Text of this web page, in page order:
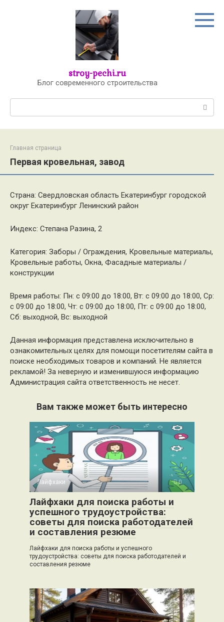
stroy-pechi.ru
Блог современного строительства
Главная страница
Первая кровельная, завод
Страна: Свердловская область Екатеринбург городской
округ Екатеринбург Ленинский район
Индекс: Степана Разина, 2
Категория: Заборы / Ограждения, Кровельные материалы,
Кровельные работы, Окна, Фасадные материалы /
конструкции
Время работы: Пн: с 09:00 до 18:00, Вт: с 09:00 до 18:00, Ср:
с 09:00 до 18:00, Чт: с 09:00 до 18:00, Пт: с 09:00 до 18:00,
Сб: выходной, Вс: выходной
Данная информация представлена исключительно в
ознакомительных целях для помощи посетителям сайта в
поиске необходимых товаров и компаний. Не является
рекламой! За неверную и изменившуюся информацию
Администрация сайта ответственность не несет.
Вам также может быть интересно
Лайфхаки 0
Лайфхаки для поиска работы и
успешного трудоустройства:
советы для поиска работодателей
и составления резюме
Лайфхаки для поиска работы и успешного
трудоустройства: советы для поиска работодателей и
составления резюме